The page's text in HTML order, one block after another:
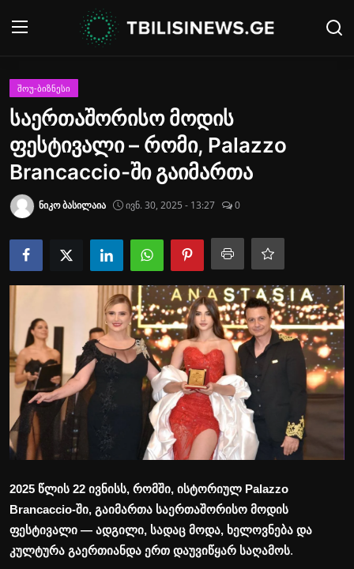
შესვლა
მთავარი
ახალი ამბები
Contact
გალერეა
პოლიტიკა
მსოფლიო
საქართველო
საზოგადოება
ეკონომიკა
სამართალი
სპორტი
შოუ-ბიზნესი
აგროსიახლეები
ᲨᲝᲣ-ᲑᲘᲖᲜᲔᲡᲘ
საერთაშორისო მოდის
ფესტივალი – რომი, Palazzo
Brancaccio-ში გაიმართა
ნიკო ბასილაია ივნ. 30, 2025 - 13:27 0
2025 წლის 22 ივნისს, რომში, ისტორიულ Palazzo
Brancaccio-ში, გაიმართა საერთაშორისო მოდის
ფესტივალი — ადგილი, სადაც მოდა, ხელოვნება და
კულტურა გაერთიანდა ერთ დაუვიწყარ საღამოს.